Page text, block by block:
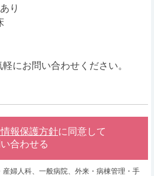
り
にお問い合わせください。
報保護方針に同意して
合わせる
婦人科、一般病院、外来・病棟管理・手